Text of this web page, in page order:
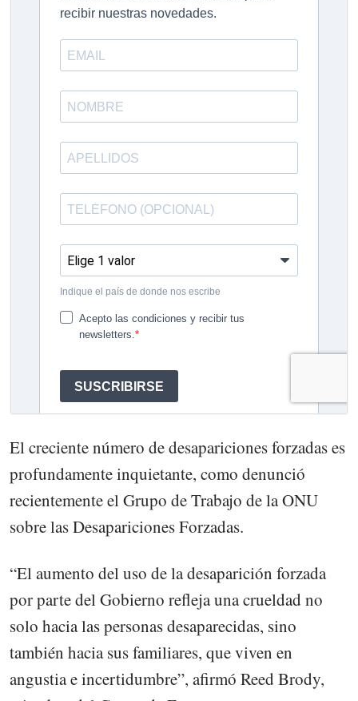
El creciente número de desapariciones forzadas es
profundamente inquietante, como denunció
recientemente el Grupo de Trabajo de la ONU
sobre las Desapariciones Forzadas.
“El aumento del uso de la desaparición forzada
por parte del Gobierno refleja una crueldad no
solo hacia las personas desaparecidas, sino
también hacia sus familiares, que viven en
angustia e incertidumbre”, afirmó Reed Brody,